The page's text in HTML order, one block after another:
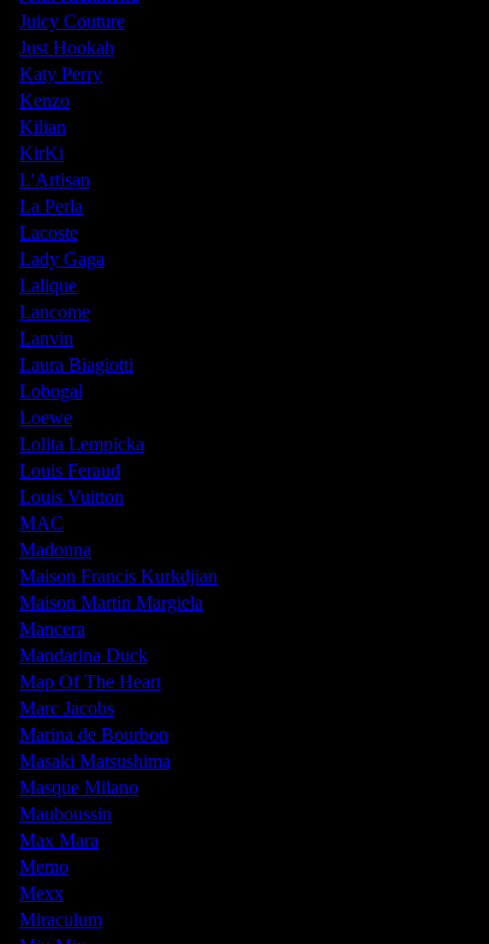
Juicy Couture
Just Hookah
Katy Perry
Kenzo
Kilian
KirKi
L'Artisan
La Perla
Lacoste
Lady Gaga
Lalique
Lancome
Lanvin
Laura Biagiotti
Lobogal
Loewe
Lolita Lempicka
Louis Feraud
Louis Vuitton
MAC
Madonna
Maison Francis Kurkdjian
Maison Martin Margiela
Mancera
Mandarina Duck
Map Of The Heart
Marc Jacobs
Marina de Bourbon
Masaki Matsushima
Masque Milano
Mauboussin
Max Mara
Memo
Mexx
Miraculum